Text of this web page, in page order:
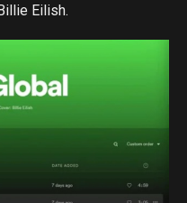
Eilish.